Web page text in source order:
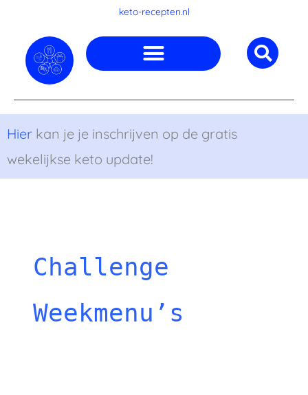
inhoud
keto-recepten.nl
Hier kan je je inschrijven op de gratis
wekelijkse keto update!
Challenge
Weekmenu’s